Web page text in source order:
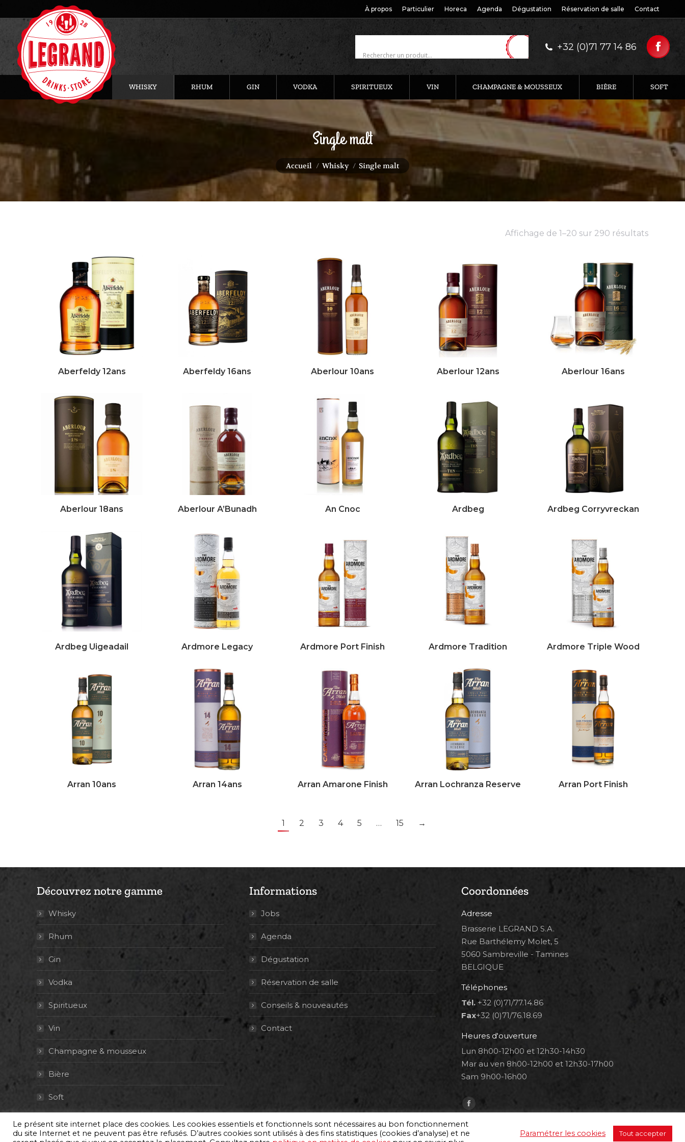
À propos Particulier Horeca Agenda Dégustation Réservation de salle Contact
+32 (0)71 77 14 86
WHISKY RHUM GIN VODKA SPIRITUEUX VIN CHAMPAGNE & MOUSSEUX BIÈRE SOFT
Single malt
Vous êtes ici :
Accueil Whisky Single malt
Affichage de 1–20 sur 290 résultats
Aberfeldy 12ans Aberfeldy 16ans Aberlour 10ans Aberlour 12ans Aberlour 16ans
Aberlour 18ans Aberlour A’Bunadh An Cnoc Ardbeg Ardbeg Corryvreckan
Ardbeg Uigeadail Ardmore Legacy Ardmore Port Finish Ardmore Tradition Ardmore Triple Wood
Arran 10ans Arran 14ans Arran Amarone Finish Arran Lochranza Reserve Arran Port Finish
1 2 3 4 5 … 15 →
Découvrez notre gamme
Whisky
Rhum
Gin
Vodka
Spiritueux
Vin
Champagne & mousseux
Bière
Soft
Informations
Jobs
Agenda
Dégustation
Réservation de salle
Conseils & nouveautés
Contact
Coordonnées
Adresse
Brasserie LEGRAND S.A.
Rue Barthélemy Molet, 5
5060 Sambreville - Tamines
BELGIQUE
Téléphones
Tél. +32 (0)71/77.14.86
Fax+32 (0)71/76.18.69
Heures d'ouverture
Lun 8h00-12h00 et 12h30-14h30
Mar au ven 8h00-12h00 et 12h30-17h00
Sam 9h00-16h00
Trouvez nous sur :
Facebook
page
opens
© By Poush
Le présent site internet place des cookies. Les cookies essentiels et fonctionnels sont nécessaires au bon fonctionnement
du site Internet et ne peuvent pas être refusés. D’autres cookies sont utilisés à des fins statistiques (cookies d’analyse) et ne
Paramétrer les cookies Tout accepter